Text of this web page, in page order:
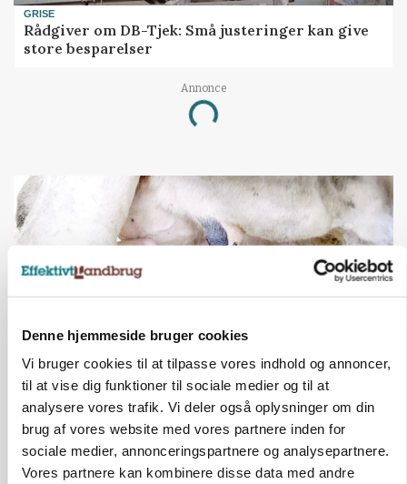
Denne hjemmeside bruger cookies
Vi bruger cookies til at tilpasse vores indhold og annoncer,
til at vise dig funktioner til sociale medier og til at
analysere vores trafik. Vi deler også oplysninger om din
brug af vores website med vores partnere inden for
sociale medier, annonceringspartnere og analysepartnere.
Vores partnere kan kombinere disse data med andre
GRISE
Rådgiver om DB-Tjek: Små justeringer kan give
store besparelser
Annonce
Loading...
Russisk mælkepris dykker 23 procent
Annonce